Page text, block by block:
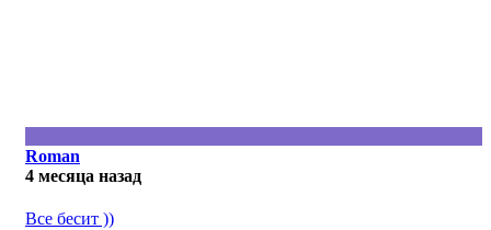
Roman
4 месяца назад
Все бесит ))